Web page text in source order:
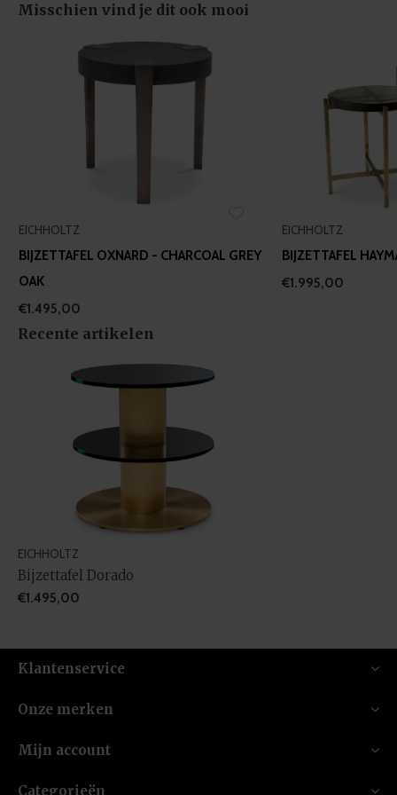
of their services.
Misschien vind je dit ook mooi
EICHHOLTZ
BIJZETTAFEL OXNARD - CHARCOAL GREY
OAK
€1.495,00
EICHHOLTZ
BIJZETTAFEL
€1.995,00
Recente artikelen
EICHHOLTZ
Bijzettafel Dorado
€1.495,00
Klantenservice
Onze merken
Mijn account
Categorieën